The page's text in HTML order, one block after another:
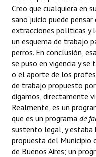
Creo que cualquiera en
sano juicio puede
extracciones políticas y
un esquema de trabajo
perros. En conclusión,
se puso en vigencia y
o el aporte de los
de trabajo propuesto
digamos, directamente
Realmente, es un
que es un programa de
sustento legal, y estaba
propuesta del Municipio
de Buenos Aires; un